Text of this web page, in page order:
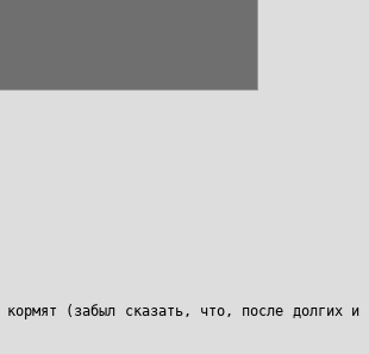
(забыл сказать, что, после долгих и